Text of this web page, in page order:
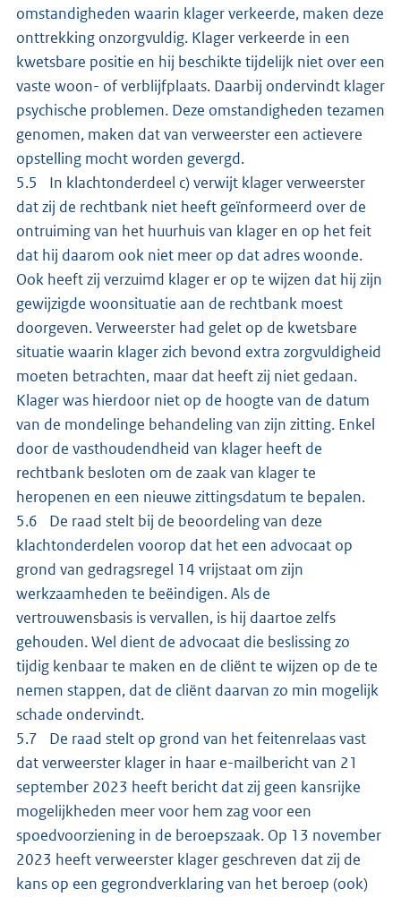
omstandigheden waarin klager verkeerde, maken deze
onttrekking onzorgvuldig. Klager verkeerde in een
kwetsbare positie en hij beschikte tijdelijk niet over een
vaste woon- of verblijfplaats. Daarbij ondervindt klager
psychische problemen. Deze omstandigheden tezamen
genomen, maken dat van verweerster een actievere
opstelling mocht worden gevergd.
5.5 In klachtonderdeel c) verwijt klager verweerster
dat zij de rechtbank niet heeft geïnformeerd over de
ontruiming van het huurhuis van klager en op het feit
dat hij daarom ook niet meer op dat adres woonde.
Ook heeft zij verzuimd klager er op te wijzen dat hij zijn
gewijzigde woonsituatie aan de rechtbank moest
doorgeven. Verweerster had gelet op de kwetsbare
situatie waarin klager zich bevond extra zorgvuldigheid
moeten betrachten, maar dat heeft zij niet gedaan.
Klager was hierdoor niet op de hoogte van de datum
van de mondelinge behandeling van zijn zitting. Enkel
door de vasthoudendheid van klager heeft de
rechtbank besloten om de zaak van klager te
heropenen en een nieuwe zittingsdatum te bepalen.
5.6 De raad stelt bij de beoordeling van deze
klachtonderdelen voorop dat het een advocaat op
grond van gedragsregel 14 vrijstaat om zijn
werkzaamheden te beëindigen. Als de
vertrouwensbasis is vervallen, is hij daartoe zelfs
gehouden. Wel dient de advocaat die beslissing zo
tijdig kenbaar te maken en de cliënt te wijzen op de te
nemen stappen, dat de cliënt daarvan zo min mogelijk
schade ondervindt.
5.7 De raad stelt op grond van het feitenrelaas vast
dat verweerster klager in haar e-mailbericht van 21
september 2023 heeft bericht dat zij geen kansrijke
mogelijkheden meer voor hem zag voor een
spoedvoorziening in de beroepszaak. Op 13 november
2023 heeft verweerster klager geschreven dat zij de
kans op een gegrondverklaring van het beroep (ook)